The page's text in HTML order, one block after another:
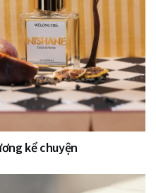
kể chuyện